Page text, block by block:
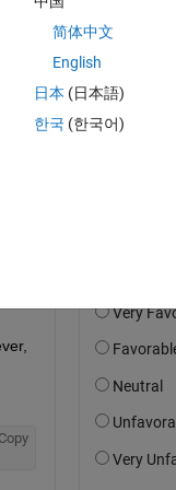
Copy
Akzeptiert:
简体中文
English
日本 (日本語)
한국 (한국어)